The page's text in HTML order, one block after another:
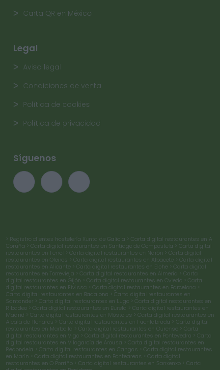
Carta QR en México
Legal
Aviso legal
Condiciones de venta
Política de cookies
Política de privacidad
Síguenos
> Registro clientes hostelería Xunta de Galicia > Carta digital restaurantes en A
Coruña > Carta digital restaurantes en Santiago de Compostela > Carta digital
restaurantes en Ferrol > Carta digital restaurantes en Narón > Carta digital
restaurantes en Oleiros > Carta digital restaurantes en Albacete > Carta digital
restaurantes en Alicante > Carta digital restaurantes en Elche > Carta digital
restaurantes en Torrevieja > Carta digital restaurantes en Almería > Carta
digital restaurantes en Gijón > Carta digital restaurantes en Oviedo > Carta
digital restaurantes en Eivissa > Carta digital restaurantes en Barcelona >
Carta digital restaurantes en Badalona > Carta digital restaurantes en
Santander > Carta digital restaurantes en Lugo > Carta digital restaurantes en
Ribadeo > Carta digital restaurantes en Burela > Carta digital restaurantes en
Madrid > Carta digital restaurantes en Móstoles > Carta digital restaurantes en
Alcalá de Henares > Carta digital restaurantes en Fuenlabrada > Carta digital
restaurantes en Marbella > Carta digital restaurantes en Ourense > Carta
digital restaurantes en Vigo > Carta digital restaurantes en Pontevedra > Carta
digital restaurantes en Vilagarcía de Arousa > Carta digital restaurantes en
Redondela > Carta digital restaurantes en Cangas > Carta digital restaurantes
en Marín > Carta digital restaurantes en Ponteareas > Carta digital
restaurantes en O Porriño > Carta digital restaurantes en Sanxenxo > Carta